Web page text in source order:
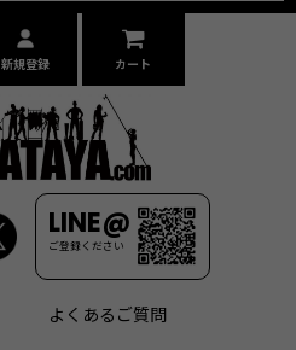
LINE@
ご登録ください
新規登録 カート
よくあるご質問